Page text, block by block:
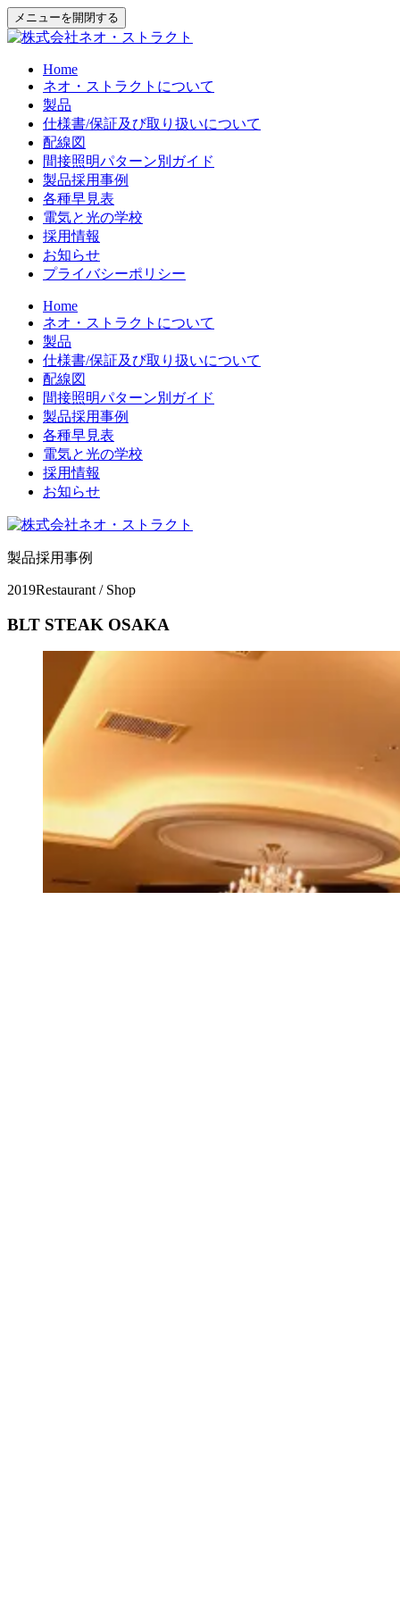
メニューを開閉する
Home
ネオ・ストラクトについて
製品
仕様書/保証及び取り扱いについて
配線図
間接照明パターン別ガイド
製品採用事例
各種早見表
電気と光の学校
採用情報
お知らせ
プライバシーポリシー
Home
ネオ・ストラクトについて
製品
仕様書/保証及び取り扱いについて
配線図
間接照明パターン別ガイド
製品採用事例
各種早見表
電気と光の学校
採用情報
お知らせ
製品採用事例
2019Restaurant / Shop
BLT STEAK OSAKA